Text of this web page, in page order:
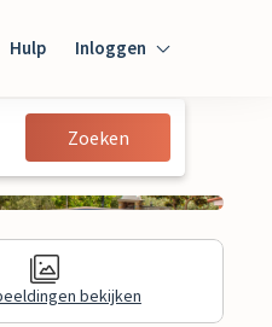
Hulp Inloggen
Inloggen
Gast
Zoeken
bekijken